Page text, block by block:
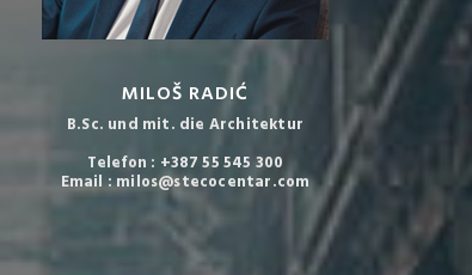
MILOŠ RADIĆ
B.Sc. und mit. die Architektur
Telefon : +387 55 545 300
Email : milos@stecocentar.com